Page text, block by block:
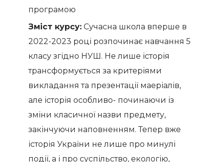
програмою
Зміст курсу: Сучасна школа вперше в
2022-2023 році розпочинає навчання 5
класу згідно НУШ. Не лише історія
трансформується за критеріями
викладання та презентації маеріалів,
але історія особливо- починаючи із
зміни класичної назви предмету,
закінчуючи наповненням. Тепер вже
історія України не лише про минулі
події, а і про суспільство, екологію,